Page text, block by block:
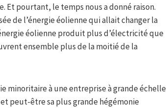
Et pourtant, le temps nous a donné raison.
de l’énergie éolienne qui allait changer la
éolienne produit plus d’électricité que
ensemble plus de la moitié de la
minoritaire à une entreprise à grande échelle
peut-être sa plus grande hégémonie